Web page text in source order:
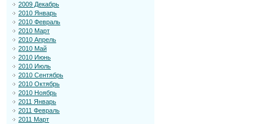
2009 Декабрь
2010 Январь
2010 Февраль
2010 Март
2010 Апрель
2010 Май
2010 Июнь
2010 Июль
2010 Сентябрь
2010 Октябрь
2010 Ноябрь
2011 Январь
2011 Февраль
2011 Март